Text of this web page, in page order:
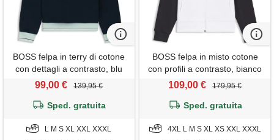
BOSS felpa in terry di cotone
con dettagli a contrasto, blu
scuro
99,00 € 139,95 €
Sped. gratuita
L M S XL XXL XXXL
BOSS felpa in misto cotone
con profili a contrasto, bianco
/ blu scuro
109,00 € 179,95 €
Sped. gratuita
4XL L M S XL XS XXL XXXL